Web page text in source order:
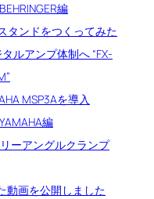
編
タンドをつくってみた
ルアンプ体制へ “FX-
MSP3Aを導入
編
ーアングルクランプ
動画を公開しました